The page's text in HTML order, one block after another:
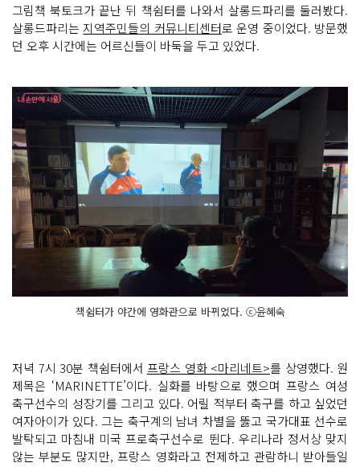
그림책 북토크가 끝난 뒤 책쉼터를 나와서 살롱드파리를 둘러봤다.
살롱드파리는지역주민들의 커뮤니티센터로 운영 중이었다. 방문했
던 오후 시간에는 어르신들이 바둑을 두고 있었다.
책쉼터가 야간에 영화관으로 바뀌었다. ⓒ윤혜숙
저녁 7시 30분 책쉼터에서 프랑스 영화 <마리네트>를 상영했다. 원
제목은 ‘MARINETTE’이다. 실화를 바탕으로 했으며 프랑스 여성
축구선수의 성장기를 그리고 있다. 어릴 적부터 축구를 하고 싶었던
여자아이가 있다. 그는 축구계의 남녀 차별을 뚫고 국가대표 선수로
발탁되고 마침내 미국 프로축구선수로 뛴다. 우리나라 정서상 맞지
않는 부분도 많지만, 프랑스 영화라고 전제하고 관람하니 받아들일